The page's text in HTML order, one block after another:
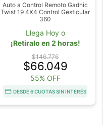
Auto a Control Remoto Gadnic
Twist 19 4X4 Control Gesticular
360
Llega Hoy o
¡Retiralo en 2 horas!
$146.776
$66.049
55% OFF
DESDE 6 CUOTAS SIN INTERÉS